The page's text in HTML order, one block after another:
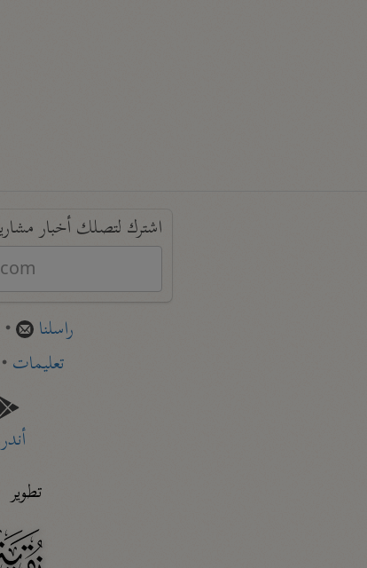
اشترك لتصلك أخبار
راسلنا •
تعليمات•
تطوير